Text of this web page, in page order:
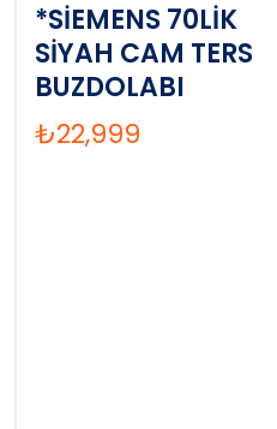
*SİEMENS 70LİK
SİYAH CAM TERS
BUZDOLABI
₺22,999